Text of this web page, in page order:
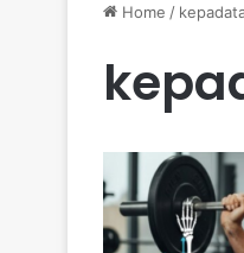
Home /